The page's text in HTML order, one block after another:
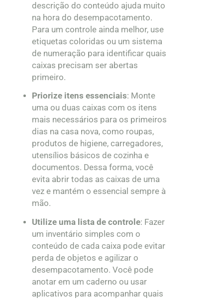
descrição do conteúdo ajuda muito
na hora do desempacotamento.
Para um controle ainda melhor, use
etiquetas coloridas ou um sistema
de numeração para identificar quais
caixas precisam ser abertas
primeiro.
Priorize itens essenciais: Monte
uma ou duas caixas com os itens
mais necessários para os primeiros
dias na casa nova, como roupas,
produtos de higiene, carregadores,
utensílios básicos de cozinha e
documentos. Dessa forma, você
evita abrir todas as caixas de uma
vez e mantém o essencial sempre à
mão.
Utilize uma lista de controle: Fazer
um inventário simples com o
conteúdo de cada caixa pode evitar
perda de objetos e agilizar o
desempacotamento. Você pode
anotar em um caderno ou usar
aplicativos para acompanhar quais